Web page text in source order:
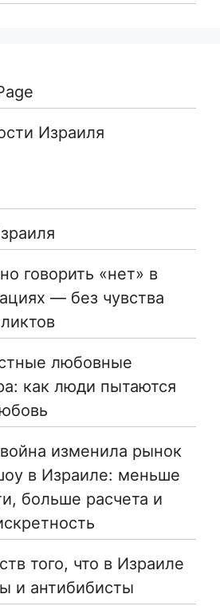
Израиля
говорить «нет» в
— без чувства
любовные
как люди пытаются
изменила рынок
в Израиле: меньше
больше расчета и
того, что в Израиле
и антибибисты